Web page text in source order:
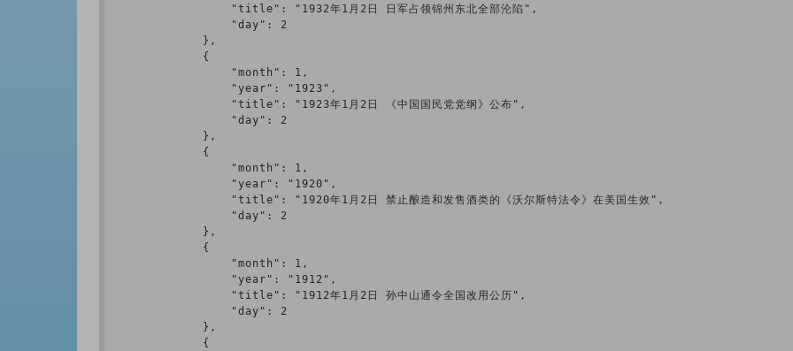
                "title": "1932年1月2日 日军占领锦州东北全部沦陷",
                "day": 2
            },
            {
                "month": 1,
                "year": "1923",
                "title": "1923年1月2日 《中国国民党党纲》公布",
                "day": 2
            },
            {
                "month": 1,
                "year": "1920",
                "title": "1920年1月2日 禁止酿造和发售酒类的《沃尔斯特法令》在美国生效",
                "day": 2
            },
            {
                "month": 1,
                "year": "1912",
                "title": "1912年1月2日 孙中山通令全国改用公历",
                "day": 2
            },
            {